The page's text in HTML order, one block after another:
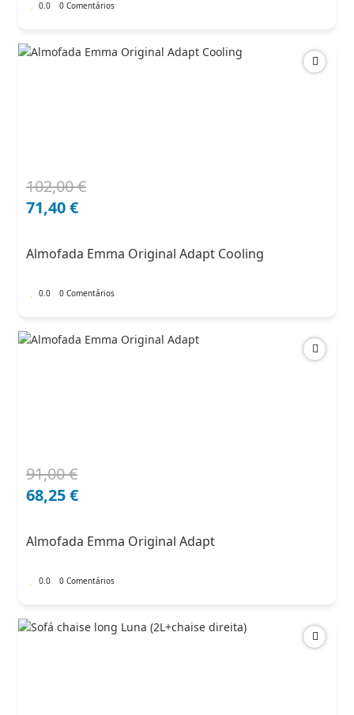
0.0 0 Comentários
102,00€
O
preço
102,00 €.
71,40€
O
preço
71,40 €.
Almofada Emma Original Adapt Cooling
0.0 0 Comentários
91,00€
O
preço
91,00 €.
68,25€
O
preço
68,25 €.
Almofada Emma Original Adapt
0.0 0 Comentários